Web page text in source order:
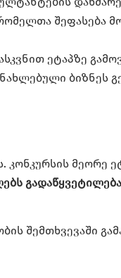
შეფასება
ეტაპზე
ბიზნეს
კონკურსის მეორე
შემთხვევაში